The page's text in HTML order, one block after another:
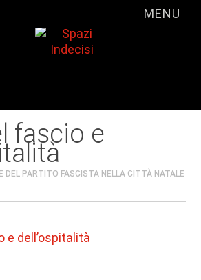
MENU
fascio e
DEL PARTITO FASCISTA NELLA CITTÀ NATALE